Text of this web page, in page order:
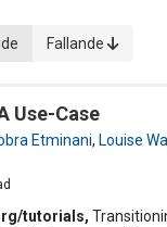
Fallande
Use-Case
Etminani, Louise
tutorials,